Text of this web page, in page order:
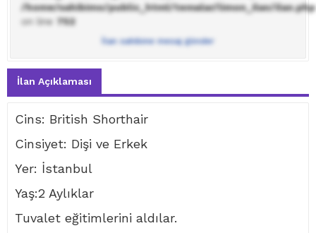
/home/sahibimo/public_html/temalar/limon_ilan/ilan.php
on line
752
İlan sahibine mesaj gönder
İlan Açıklaması
Cins: British Shorthair
Cinsiyet: Dişi ve Erkek
Yer: İstanbul
Yaş:2 Aylıklar
Tuvalet eğitimlerini aldılar.